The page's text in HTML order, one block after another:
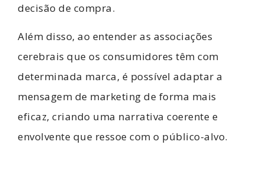
decisão de compra.
Além disso, ao entender as associações
cerebrais que os consumidores têm com
determinada marca, é possível adaptar a
mensagem de marketing de forma mais
eficaz, criando uma narrativa coerente e
envolvente que ressoe com o público-alvo.